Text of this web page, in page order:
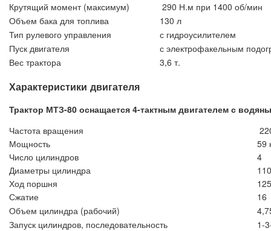
Крутящий момент (максимум)
290 Н.м при 1400 об/мин
Объем бака для топлива
130 л
Тип рулевого управления
с гидроусилителем
Пуск двигателя
с электрофакельным
Вес трактора
3,6 т.
Характеристики двигателя
Трактор МТЗ-80 оснащается 4-тактным двигателем с
Частота вращения
Мощность
59
Число цилиндров
4
Диаметры цилиндра
Ход поршня
Сжатие
16
Объем цилиндра (рабочий)
Запуск цилиндров, последовательность
1-